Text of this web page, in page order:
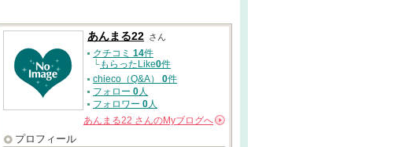
あんまる22 さん
クチコミ 14件
└もらったLike0件
chieco（Q&A） 0件
フォロー 0人
フォロワー 0人
あんまる22 さんのMyブログへ
プロフィール